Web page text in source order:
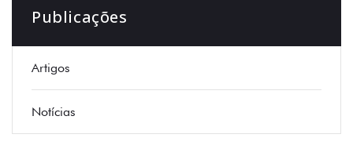
Publicações
Artigos
Notícias